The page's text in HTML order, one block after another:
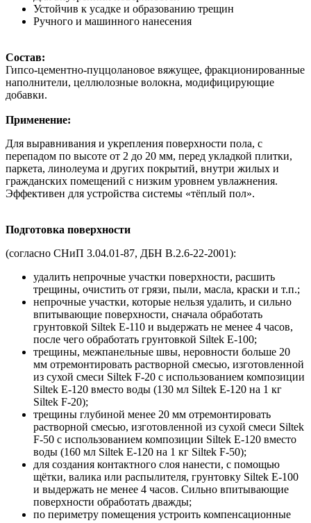
Устойчив к усадке и образованию трещин
Ручного и машинного нанесения
Состав:
Гипсо-цементно-пуццолановое вяжущее, фракционированные
наполнители, целлюлозные волокна, модифицирующие
добавки.
Применение:
Для выравнивания и укрепления поверхности пола, с
перепадом по высоте от 2 до 20 мм, перед укладкой плитки,
паркета, линолеума и других покрытий, внутри жилых и
гражданских помещений с низким уровнем увлажнения.
Эффективен для устройства системы «тёплый пол».
Подготовка поверхности
(согласно СНиП 3.04.01-87, ДБН В.2.6-22-2001):
удалить непрочные участки поверхности, расшить
трещины, очистить от грязи, пыли, масла, краски и т.п.;
непрочные участки, которые нельзя удалить, и сильно
впитывающие поверхности, сначала обработать
грунтовкой Siltek Е-110 и выдержать не менее 4 часов,
после чего обработать грунтовкой Siltek Е-100;
трещины, межпанельные швы, неровности больше 20
мм отремонтировать растворной смесью, изготовленной
из сухой смеси Siltek F-20 с использованием композиции
Siltek Е-120 вместо воды (130 мл Siltek Е-120 на 1 кг
Siltek F-20);
трещины глубиной менее 20 мм отремонтировать
растворной смесью, изготовленной из сухой смеси Siltek
F-50 с использованием композиции Siltek Е-120 вместо
воды (160 мл Siltek Е-120 на 1 кг Siltek F-50);
для создания контактного слоя нанести, с помощью
щётки, валика или распылителя, грунтовку Siltek Е-100
и выдержать не менее 4 часов. Сильно впитывающие
поверхности обработать дважды;
по периметру помещения устроить компенсационные